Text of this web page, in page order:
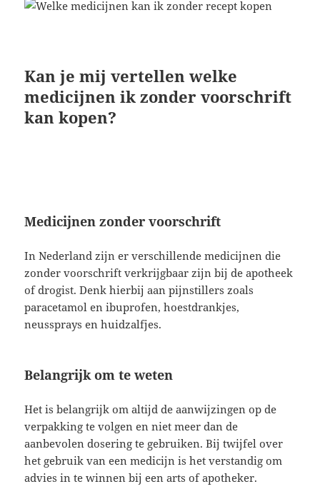
Kan je mij vertellen welke
medicijnen ik zonder voorschrift
kan kopen?
Medicijnen zonder voorschrift
In Nederland zijn er verschillende medicijnen die
zonder voorschrift verkrijgbaar zijn bij de apotheek
of drogist. Denk hierbij aan pijnstillers zoals
paracetamol en ibuprofen, hoestdrankjes,
neussprays en huidzalfjes.
Belangrijk om te weten
Het is belangrijk om altijd de aanwijzingen op de
verpakking te volgen en niet meer dan de
aanbevolen dosering te gebruiken. Bij twijfel over
het gebruik van een medicijn is het verstandig om
advies in te winnen bij een arts of apotheker.